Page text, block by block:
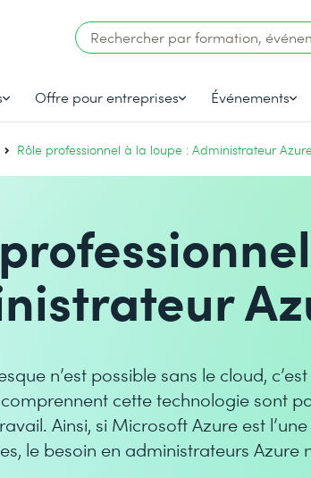
Offre pour entreprises Événements
Rôle professionnel à la loupe : Administrateur
n’est possible sans le cloud,
cette technologie sont
Ainsi, si Microsoft Azure est
le besoin en administrateurs Azure